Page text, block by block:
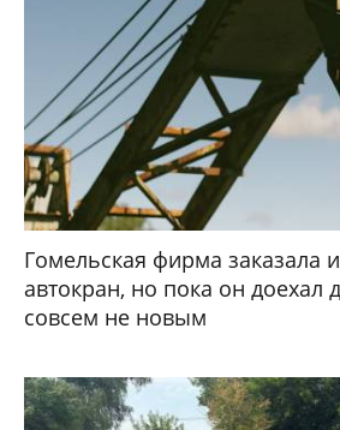
Гомельская фирма заказала
автокран, но пока он доехал
совсем не новым